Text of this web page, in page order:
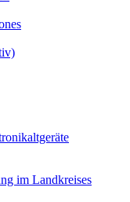
im Landkreises